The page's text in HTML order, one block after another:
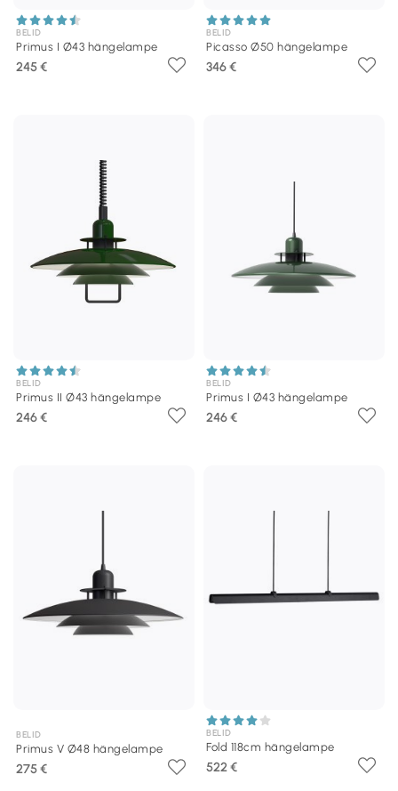
BELID
Primus I Ø43 hängelampe
245 €
BELID
Picasso Ø50 hängelampe
346 €
BELID
Primus II Ø43 hängelampe
246 €
BELID
Primus I Ø43 hängelampe
246 €
BELID
Primus V Ø48 hängelampe
275 €
BELID
Fold 118cm hängelampe
522 €